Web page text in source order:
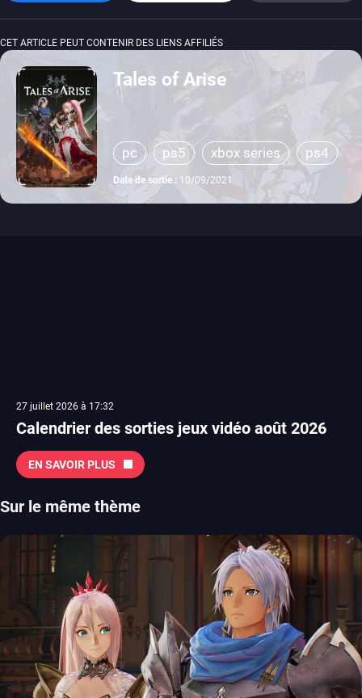
CET ARTICLE PEUT CONTENIR DES LIENS AFFILIÉS
Tales of Arise
pc ps5 xbox series
ps4
xbox one
switch 2
Date de sortie : 10/09/2021
27 juillet 2026 à 17:32
Calendrier des sorties jeux vidéo août 2026
EN SAVOIR PLUS
Sur le même thème